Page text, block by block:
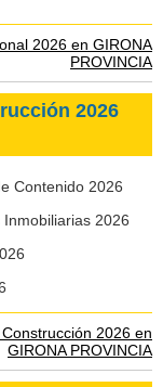
2026 en GIRONA
PROVINCIA
2026
Contenido 2026
2026
2026 en
GIRONA PROVINCIA